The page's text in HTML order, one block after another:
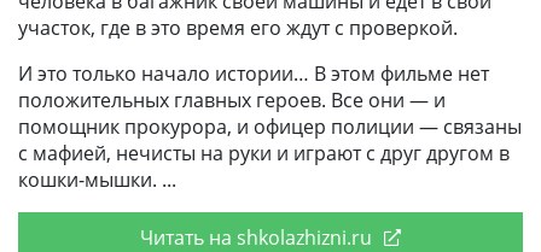
участок, где в это время его ждут с проверкой.
И это только начало истории… В этом фильме нет
положительных главных героев. Все они — и
помощник прокурора, и офицер полиции — связаны
с мафией, нечисты на руки и играют с друг другом в
кошки-мышки.
Читать на shkolazhizni.ru